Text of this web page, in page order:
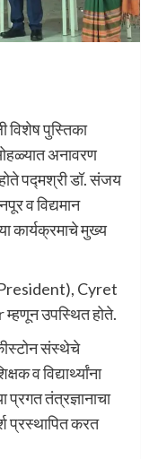
विशेष पुस्तिका
अनावरण
पद्मश्री डॉ. संजय
व विद्यमान
कार्यक्रमाचे मुख्य
(President), Cyret
उपस्थित होते.
संस्थेचे
व विद्यार्थ्यांना
प्रगत तंत्रज्ञानाचा
प्रस्थापित करत